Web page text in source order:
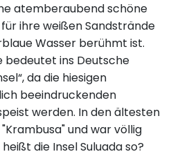
atemberaubend schöne
ihre weißen Sandstrände
Wasser berühmt ist.
bedeutet ins Deutsche
da die hiesigen
beeindruckenden
werden. In den ältesten
und war völlig
die Insel Suluada so?